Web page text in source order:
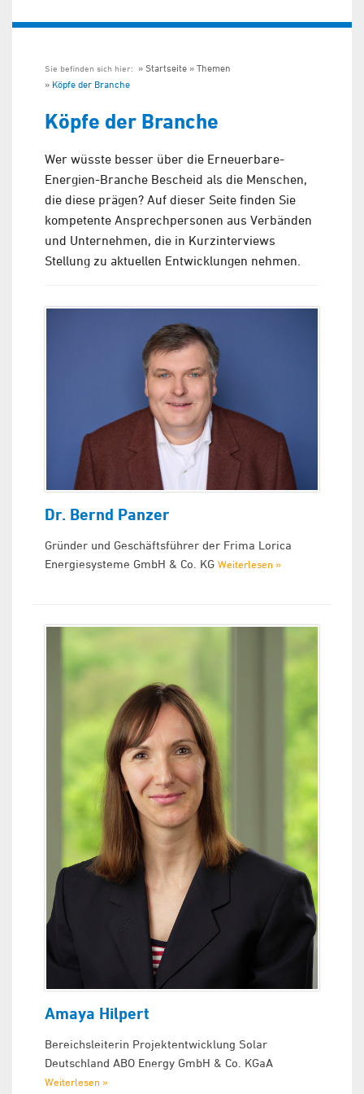
Sie befinden sich hier: Startseite
Themen
Köpfe der Branche
Köpfe der Branche
Wer wüsste besser über die Erneuerbare-
Energien-Branche Bescheid als die Menschen,
die diese prägen? Auf dieser Seite finden Sie
kompetente Ansprechpersonen aus Verbänden
und Unternehmen, die in Kurzinterviews
Stellung zu aktuellen Entwicklungen nehmen.
Dr. Bernd Panzer
Gründer und Geschäftsführer der Frima Lorica
Energiesysteme GmbH & Co. KG Weiterlesen »
Amaya Hilpert
Bereichsleiterin Projektentwicklung Solar
Deutschland ABO Energy GmbH & Co. KGaA
Weiterlesen »